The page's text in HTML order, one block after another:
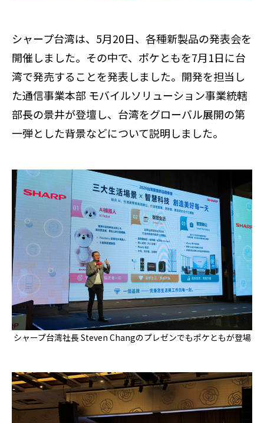
シャープ台湾は、5月20日、各種新製品の発表会を
開催しました。その中で、ポケともを7月1日に台
湾で発売することを発表しました。開発を担当し
た通信事業本部 モバイルソリューション事業統轄
部長の景井が登壇し、台湾をグローバル展開の第
一弾とした背景などについて説明しました。
シャープ台湾社長 Steven Changのプレゼンでもポケともが登場